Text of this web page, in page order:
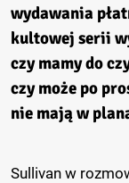
wydawania
kultowej serii
czy mamy do
czy może po
nie mają w
Sullivan w